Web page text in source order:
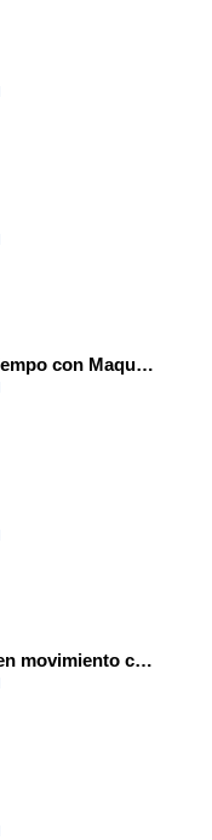
Recorre la línea del tiempo con Maqueen
¡Reacciona! Ciencia en movimiento con micro:bit y Maqueen